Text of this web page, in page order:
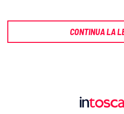
CONTINUA LA